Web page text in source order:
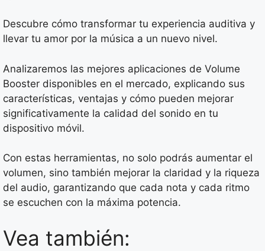
Descubre cómo transformar tu experiencia auditiva y
llevar tu amor por la música a un nuevo nivel.
Analizaremos las mejores aplicaciones de Volume
Booster disponibles en el mercado, explicando sus
características, ventajas y cómo pueden mejorar
significativamente la calidad del sonido en tu
dispositivo móvil.
Con estas herramientas, no solo podrás aumentar el
volumen, sino también mejorar la claridad y la riqueza
del audio, garantizando que cada nota y cada ritmo
se escuchen con la máxima potencia.
Vea también: